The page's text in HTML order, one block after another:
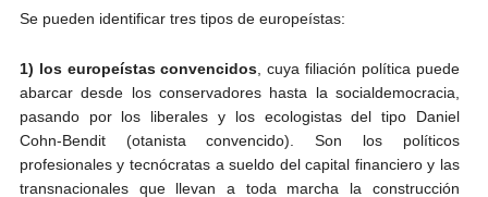
Se pueden identificar tres tipos de europeístas:
1) los europeístas convencidos , cuya filiación política puede
abarcar desde los conservadores hasta la socialdemocracia,
pasando por los liberales y los ecologistas del tipo Daniel
Cohn-Bendit (otanista convencido). Son los políticos
profesionales y tecnócratas a sueldo del capital financiero y las
transnacionales que llevan a toda marcha la construcción